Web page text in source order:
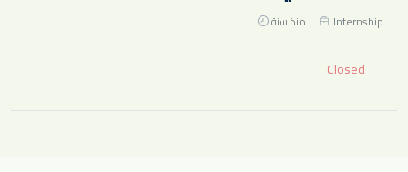
Internship منذ سنة
Closed